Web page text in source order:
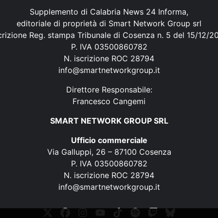
Supplemento di Calabria News 24 Informa,
editoriale di proprietà di Smart Network Group srl
Reg. stampa Tribunale di Cosenza n. 5 del 15/12/
P. IVA 03500860782
N. iscrizione ROC 28794
info@smartnetworkgroup.it
Direttore Responsabile:
Francesco Cangemi
SMART NETWORK GROUP SRL
Ufficio commerciale
Via Galluppi, 26 – 87100 Cosenza
P. IVA 03500860782
N. iscrizione ROC 28794
info@smartnetworkgroup.it